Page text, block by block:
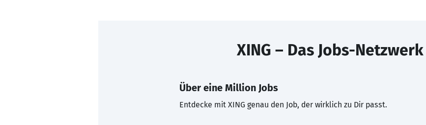
XING – Das Jobs-Netzwerk
Über eine Million Jobs
Entdecke mit XING genau den Job, der wirklich zu Dir passt.